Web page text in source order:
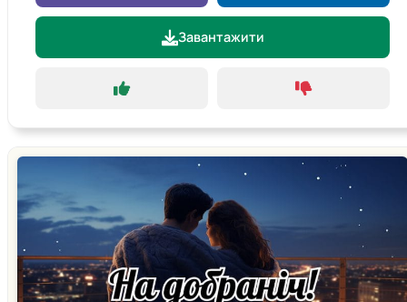
Завантажити